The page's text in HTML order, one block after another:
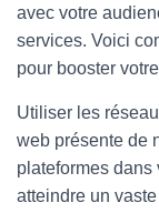
avec votre
services. Voici
pour booster
Utiliser les
web présente de
plateformes dans
atteindre un